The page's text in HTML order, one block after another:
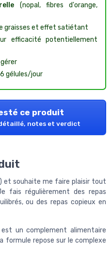
(nopal, fibres d'orange,
graisses et effet satiétant
efficacité potentiellement
gélules/jour
ce produit
notes et verdict
et souhaite me faire plaisir tout
fais régulièrement des repas
ou des repas copieux en
est un complement alimentaire
formule repose sur le complexe